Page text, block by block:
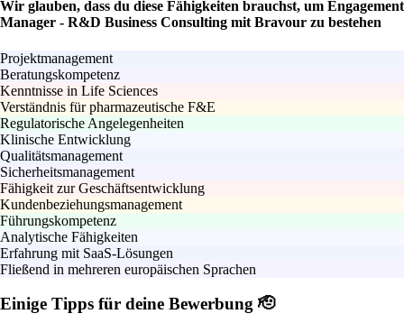
Wir glauben, dass du diese Fähigkeiten brauchst, um Engagement
Manager - R&D Business Consulting mit Bravour zu bestehen
Projektmanagement
Beratungskompetenz
Kenntnisse in Life Sciences
Verständnis für pharmazeutische F&E
Regulatorische Angelegenheiten
Klinische Entwicklung
Qualitätsmanagement
Sicherheitsmanagement
Fähigkeit zur Geschäftsentwicklung
Kundenbeziehungsmanagement
Führungskompetenz
Analytische Fähigkeiten
Erfahrung mit SaaS-Lösungen
Fließend in mehreren europäischen Sprachen
Einige Tipps für deine Bewerbung 🫡